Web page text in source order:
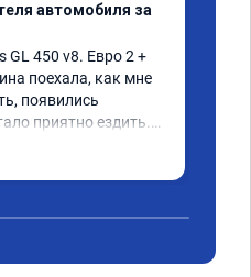
автомобиля за
GL 450 v8. Евро 2 +
поехала, как мне
появились
приятно ездить.
авто! 🔥